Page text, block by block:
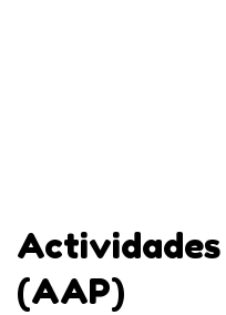
Actividades
(AAP)